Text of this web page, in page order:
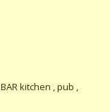
BAR kitchen , pub ,